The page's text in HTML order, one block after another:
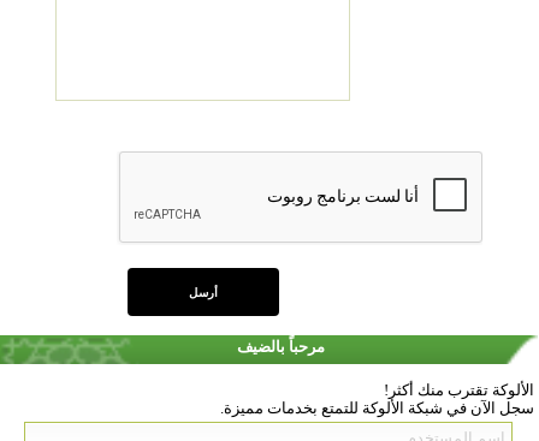
مرحباً بالضيف
الألوكة تقترب منك أكثر!
سجل الآن في شبكة الألوكة للتمتع بخدمات مميزة.